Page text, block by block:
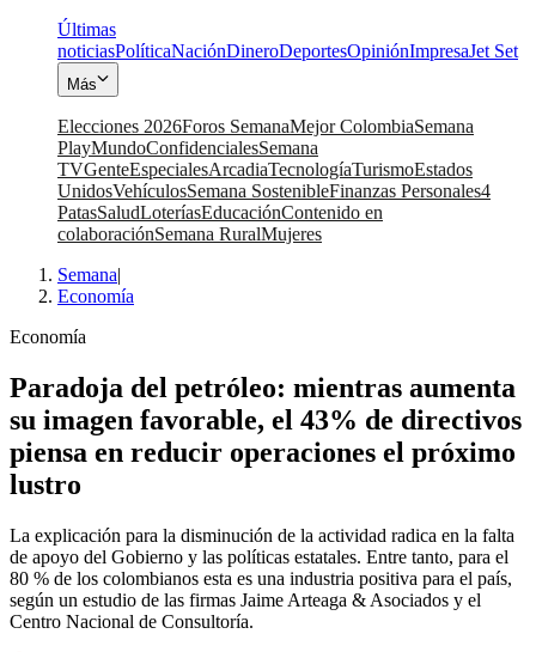
Últimas
noticiasPolíticaNaciónDineroDeportesOpiniónImpresaJet Set
Más
Elecciones 2026Foros SemanaMejor ColombiaSemana
PlayMundoConfidencialesSemana
TVGenteEspecialesArcadiaTecnologíaTurismoEstados
UnidosVehículosSemana SostenibleFinanzas Personales4
PatasSaludLoteríasEducaciónContenido en
colaboraciónSemana RuralMujeres
Semana|
Economía
Economía
Paradoja del petróleo: mientras aumenta
su imagen favorable, el 43% de directivos
piensa en reducir operaciones el próximo
lustro
La explicación para la disminución de la actividad radica en la falta
de apoyo del Gobierno y las políticas estatales. Entre tanto, para el
80 % de los colombianos esta es una industria positiva para el país,
según un estudio de las firmas Jaime Arteaga & Asociados y el
Centro Nacional de Consultoría.